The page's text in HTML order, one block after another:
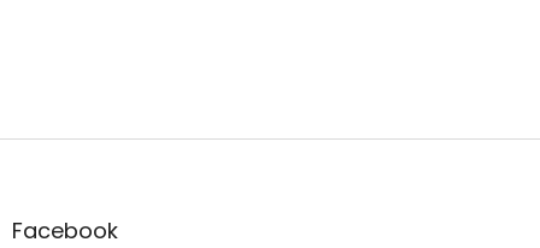
Z
aFacebook